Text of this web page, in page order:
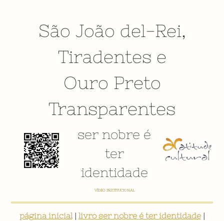
São João del-Rei,
Tiradentes e
Ouro Preto
Transparentes
ser nobre é
ter
identidade
VÍDEO INSTITUCIONAL
página inicial| livro ser nobre é ter identidade|